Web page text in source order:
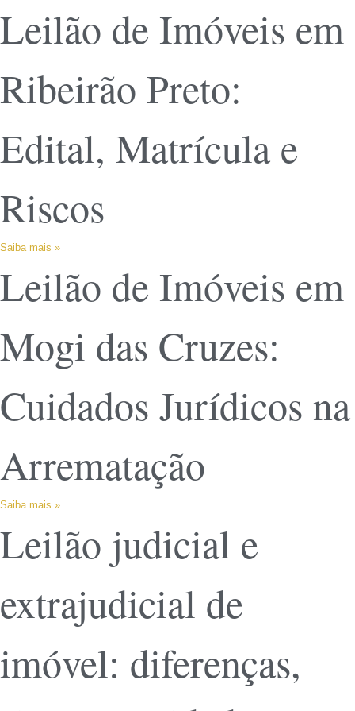
Leilão de Imóveis em
Ribeirão Preto:
Edital, Matrícula e
Riscos
Saiba mais »
Leilão de Imóveis em
Mogi das Cruzes:
Cuidados Jurídicos na
Arrematação
Saiba mais »
Leilão judicial e
extrajudicial de
imóvel: diferenças,